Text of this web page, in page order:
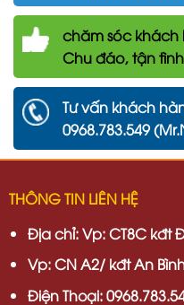
chămsóc khách
Chu đáo, tận
Tư vấn khách
0968.783.549
THÔNG TIN LIÊN HỆ
Địa chỉ: Vp: CT8C kđt
Vp: CN A2/ kđt An
Điện Thoại: